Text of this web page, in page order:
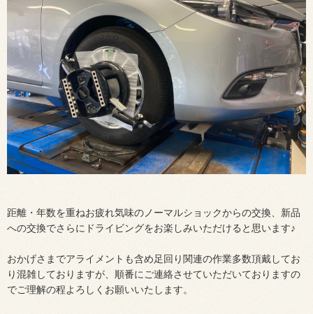
距離・年数を重ねお疲れ気味のノーマルショックからの交換、新品
への交換でさらにドライビングをお楽しみいただけると思います♪
おかげさまでアライメントも含め足回り関連の作業多数頂戴してお
り混雑しておりますが、順番にご連絡させていただいておりますの
でご理解の程よろしくお願いいたします。